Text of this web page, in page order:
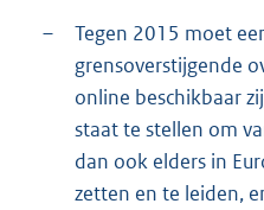
–
Tegen 2015 moet
grensoverstijgende
online beschikbaar
staat te stellen om
dan ook elders in
zetten en te leiden,